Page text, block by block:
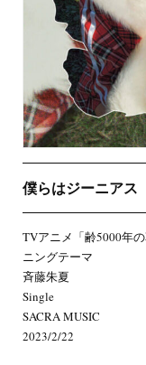
僕らはジーニアス
TVアニメ「齢5000年
ニングテーマ
斉藤朱夏
Single
SACRA MUSIC
2023/2/22